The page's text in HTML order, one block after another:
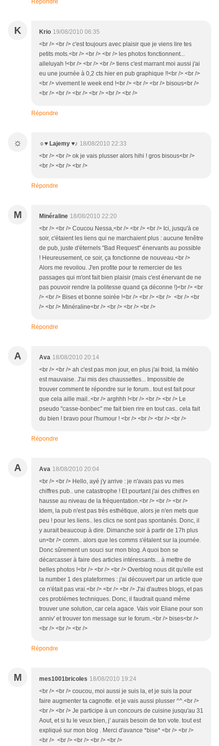
Répondre
K Krio 19/08/2010 06:35
<br /> <br /> c'est toujours avec plaisir que je viens lire tes
petits mots.<br /> <br /> <br /> les photos fonctionnent...
alleluyah !<br /> <br /> <br /> tiens c'est marrant moi aussi j'ai
eu une journée à 0,2 cts hier en pub graphique !!<br /> <br />
<br /> vivement le week end !<br /> <br /> <br /> bisous<br />
<br /> <br /> <br /> <br /> <br /> <br />
Répondre
☼ ☼♥ Lajemy ♥♪ 18/08/2010 22:33
<br /> <br /> ok je vais plusser alors hihi ! gros bisous<br />
<br /> <br /> <br />
Répondre
M Minéraline 18/08/2010 22:20
<br /> <br /> Coucou Nessa,<br /> <br /> <br /> Ici, jusqu'à ce
soir, c'étaient les liens qui ne marchaient plus : aucune fenêtre
de pub, juste d'éternels "Bad Request" énervants au possible
! Heureusement, ce soir, ça fonctionne de nouveau.<br />
Alors me revoilou. J'en profite pour te remercier de tes
passages qui m'ont fait bien plaisir (mais c'est énervant de ne
pas pouvoir rendre la politesse quand ça déconne !)<br /> <br
/> <br /> Bises et bonne soirée !<br /> <br /> <br /> <br /> <br
/> <br /> Minéraline<br /> <br /> <br /> <br />
Répondre
A Ava 18/08/2010 20:14
<br /> <br /> ah c'est pas mon jour, en plus j'ai froid, la météo
est mauvaise. J'ai mis des chaussettes... Impossible de
trouver comment te répondre sur le forum.. tout est fait pour
que cela aille mail..<br /> arghhh !<br /> <br /> <br /> Le
pseudo "casse-bonbec" me fait bien rire en tout cas.. cela fait
du bien ! bravo pour l'humour ! <br /> <br /> <br /> <br />
Répondre
A Ava 18/08/2010 20:04
<br /> <br /> Hello, ayé j'y arrive : je n'avais pas vu mes
chiffres pub.. une catastrophe ! Et pourtant j'ai des chiffres en
hausse au niveau de la fréquentation.<br /> <br /> <br />
Idem, la pub n'est pas très esthétique, alors je n'en mets que
peu ! pour les liens.. les clics ne sont pas spontanés. Donc, il
y aurait beaucoup à dire. Dimanche soir à partir de 17h plus
un<br /> comm.. alors que les comms s'étalent sur la journée.
Donc sûrement un souci sur mon blog. A quoi bon se
décarcasser à faire des articles intéressants... à mettre de
belles photos !<br /> <br /> <br /> Overblog nous dit qu'elle est
la number 1 des plateformes : j'ai découvert par un article que
ce n'était pas vrai.<br /> <br /> <br /> J'ai d'autres blogs, et pas
ces problèmes techniques. Donc, il faudrait quand même
trouver une solution, car cela agace. Vais voir Eliane pour son
anniv' et trouver ton message sur le forum..<br /> bises<br />
<br /> <br /> <br />
Répondre
M mes1001bricoles 18/08/2010 19:24
<br /> <br /> coucou, moi aussi je suis la, et je suis la pour
faire augmenter ta cagnotte. et je vais aussi plusser ^^.<br />
<br /> <br /> Je participe à un concours de cuisine jusqu'au 31
Aout, et si tu le veux bien, j' aurais besoin de ton vote. tout est
expliqué sur mon blog . Merci d'avance *bise* <br /> <br />
<br /> <br /> <br /> <br /> <br />